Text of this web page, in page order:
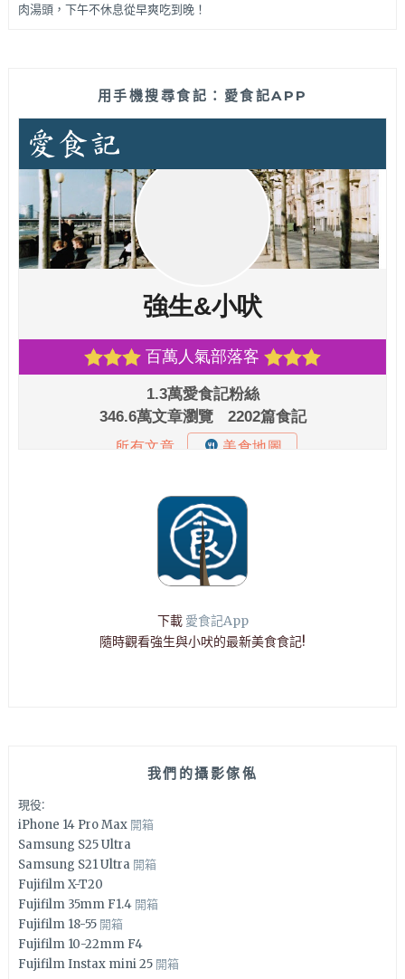
肉湯頭，下午不休息從早爽吃到晚！
用手機搜尋食記：愛食記APP
下載 愛食記App
隨時觀看強生與小吠的最新美食食記!
我們的攝影傢俬
現役:
iPhone 14 Pro Max 開箱
Samsung S25 Ultra
Samsung S21 Ultra 開箱
Fujifilm X-T20
Fujifilm 35mm F1.4 開箱
Fujifilm 18-55 開箱
Fujifilm 10-22mm F4
Fujifilm Instax mini 25 開箱